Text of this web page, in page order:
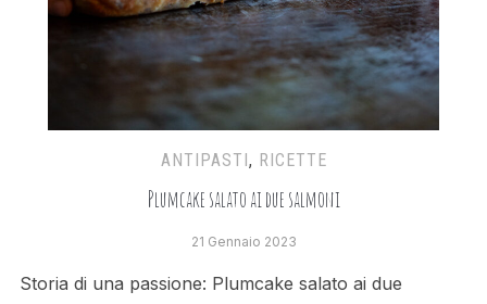
ANTIPASTI, RICETTE
Plumcake salato ai due salmoni
21 Gennaio 2023
Storia di una passione: Plumcake salato ai due